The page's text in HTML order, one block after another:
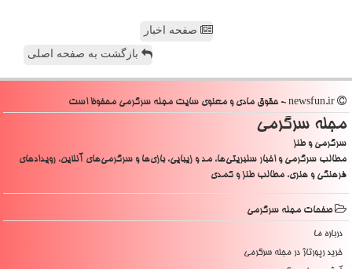
صفحه اخبار
بازگشت به صفحه اصلی
مجله سرگرمی
سرگرمی و طنز
مطالب سرگرمی و اخبار سلبریتی‌ها، مد و زیبایی، بازی‌ها و سرگرمی‌های آنلاین، رویدادهای
فرهنگی و هنری، مطالب طنز و کمدی
صفحات مجله سرگرمی
درباره ما
خرید رپورتاژ در مجله سرگرمی